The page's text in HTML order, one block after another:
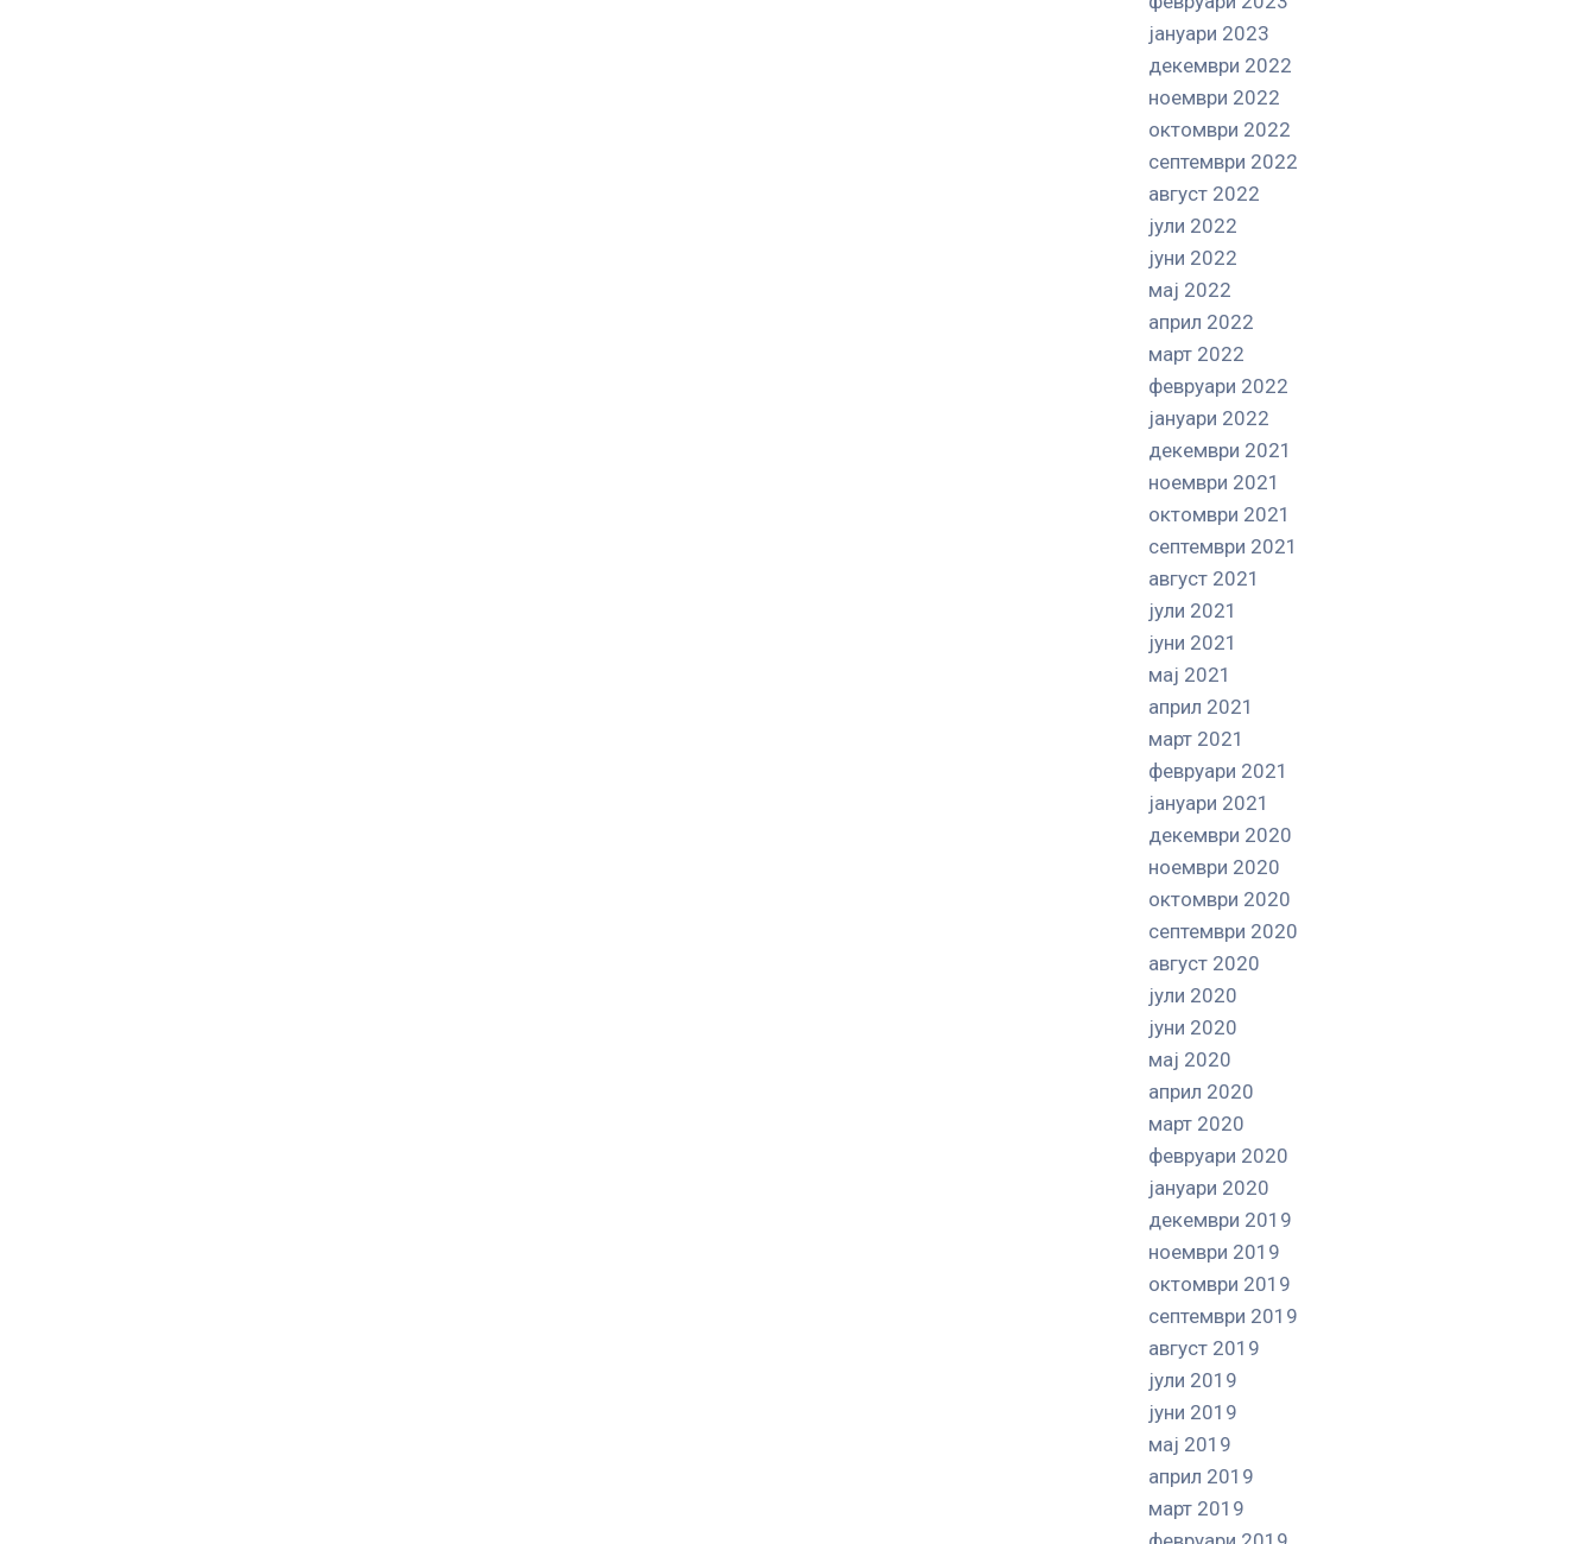
јануари 2023
декември 2022
ноември 2022
октомври 2022
септември 2022
август 2022
јули 2022
јуни 2022
мај 2022
април 2022
март 2022
февруари 2022
јануари 2022
декември 2021
ноември 2021
октомври 2021
септември 2021
август 2021
јули 2021
јуни 2021
мај 2021
април 2021
март 2021
февруари 2021
јануари 2021
декември 2020
ноември 2020
октомври 2020
септември 2020
август 2020
јули 2020
јуни 2020
мај 2020
април 2020
март 2020
февруари 2020
јануари 2020
декември 2019
ноември 2019
октомври 2019
септември 2019
август 2019
јули 2019
јуни 2019
мај 2019
април 2019
март 2019